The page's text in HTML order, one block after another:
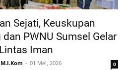
Sejati, Keuskupan
PWNU Sumsel Gelar
Iman
01 Mei, 2026 0